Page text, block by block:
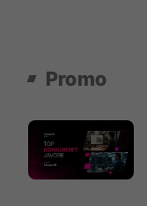
Promo